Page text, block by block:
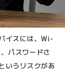
イスには、Wi-
パスワードさ
いうリスクがあ